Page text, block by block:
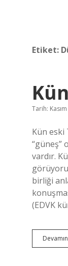
Etiket:
Tarih:
Kün eski
“güneş”
vardır.
birliği
(EDVK